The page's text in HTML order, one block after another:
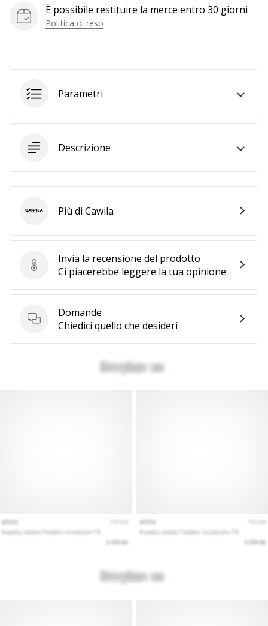
noi?
Unisciti
come
Ambassador.
Mostra
articoli
È possibile restituire la merce entro 30 giorni
Politica di reso
Parametri
Descrizione
Invia la recensione del prodotto
Invia la recensione del prodotto
Ci piacerebbe leggere la tua opinione
Domande
Domande
Chiedici quello che desideri
CawilaPiù di Cawila